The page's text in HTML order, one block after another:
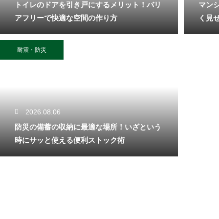
トイレのドアを引き戸にするメリット！バリ
アフリーで快適な空間の作り方
マン
く見
耐震・防災
2026.08.06
防災の備蓄の収納に最適な場所！いざという
時にサッと使える便利ストック術